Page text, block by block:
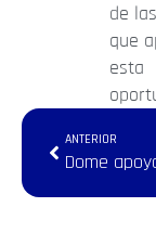
de
que
esta
ANTERIOR